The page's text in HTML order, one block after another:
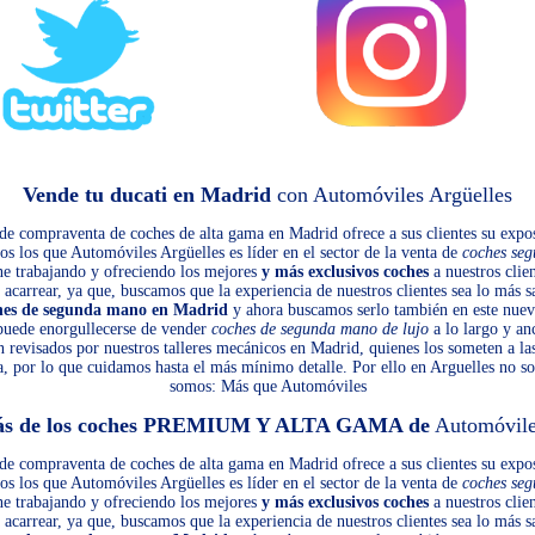
Vende tu ducati en Madrid con Automóviles Argüelles
compraventa de coches de alta gama en Madrid ofrece a sus clientes su
los que Automóviles Argüelles es líder en el sector de la venta de coches
trabajando y ofreciendo los mejores y más exclusivos cochesa nuestros
ya que, buscamos que la experiencia de nuestros clientes sea lo
de segunda mano en Madrid y ahora buscamos serlo también en este
enorgullecerse de vender coches de segunda mano de lujoa lo largo y
revisados por nuestros talleres mecánicos en Madrid, quienes los someten a
por lo que cuidamos hasta el más mínimo detalle. Por ello en Arguelles no
somos: Más que Automóviles
de los coches PREMIUM Y ALTA GAMA de
compraventa de coches de alta gama en Madrid ofrece a sus clientes su
los que Automóviles Argüelles es líder en el sector de la venta de coches
trabajando y ofreciendo los mejores y más exclusivos cochesa nuestros
ya que, buscamos que la experiencia de nuestros clientes sea lo